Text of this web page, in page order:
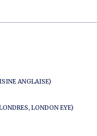
ANGLAISE)
LONDON EYE)